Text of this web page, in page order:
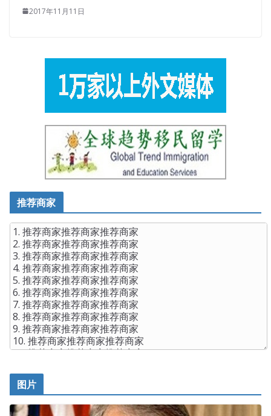
2017年11月11日
推荐商家
图片